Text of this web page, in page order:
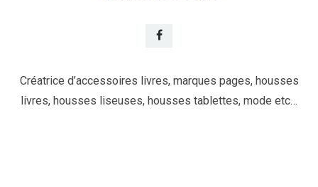
Créatrice d’accessoires livres, marques pages, housses
livres, housses liseuses, housses tablettes, mode etc…